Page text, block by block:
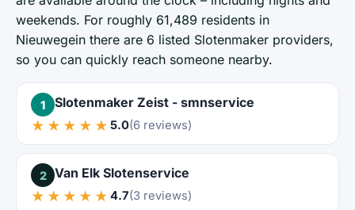
weekends. For roughly 61,489 residents in
Nieuwegein there are 6 listed Slotenmaker providers,
so you can quickly reach someone nearby.
1
Slotenmaker Zeist - smnservice
★★★★★ 5.0(6 reviews)
2
Van Elk Slotenservice
★★★★★ 4.7(3 reviews)